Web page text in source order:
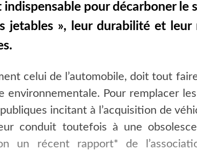
pour décarboner le
jetables », leur durabilité et
celui de l’automobile, doit tout
Pour remplacer
incitant à l’acquisition de
conduit toutefois à une
un récent rapport* de